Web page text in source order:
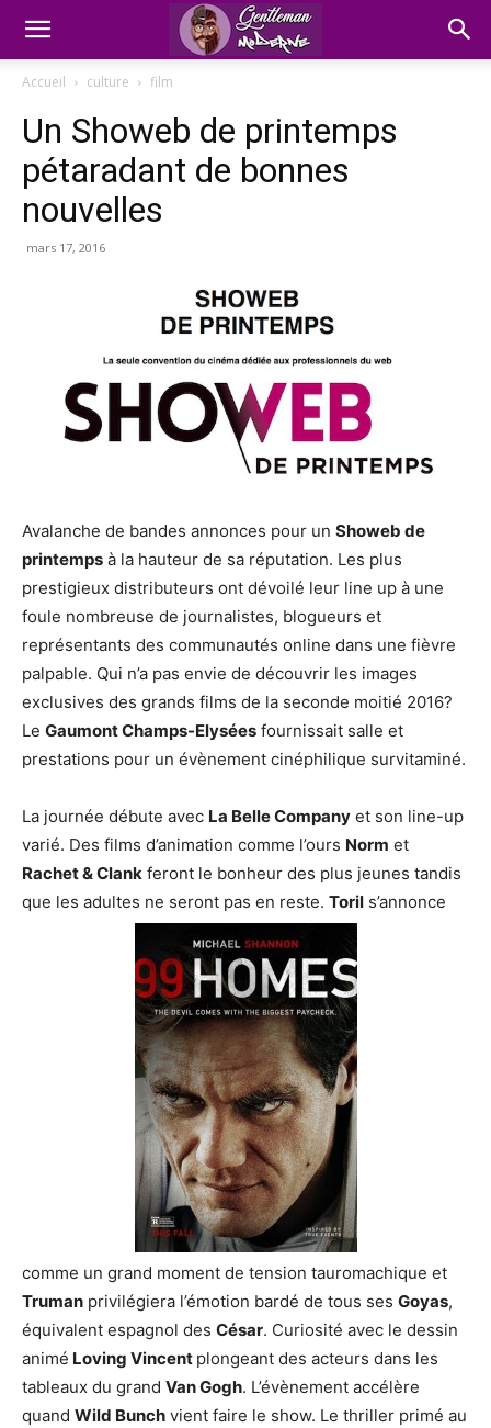
Accueil culture film
Un Showeb de printemps
pétaradant de bonnes
nouvelles
mars 17, 2016
Avalanche de bandes annonces pour un Showeb de
printemps à la hauteur de sa réputation. Les plus
prestigieux distributeurs ont dévoilé leur line up à une
foule nombreuse de journalistes, blogueurs et
représentants des communautés online dans une fièvre
palpable. Qui n’a pas envie de découvrir les images
exclusives des grands films de la seconde moitié 2016?
Le Gaumont Champs-Elysées fournissait salle et
prestations pour un évènement cinéphilique survitaminé.
La journée débute avec La Belle Company et son line-up
varié. Des films d’animation comme l’ours Norm et
Rachet & Clank feront le bonheur des plus jeunes tandis
que les adultes ne seront pas en reste. Toril s’annonce
comme un grand moment de tension tauromachique et
Truman privilégiera l’émotion bardé de tous ses Goyas,
équivalent espagnol des César. Curiosité avec le dessin
animé Loving Vincent plongeant des acteurs dans les
tableaux du grand Van Gogh. L’évènement accélère
quand Wild Bunch vient faire le show. Le thriller primé au